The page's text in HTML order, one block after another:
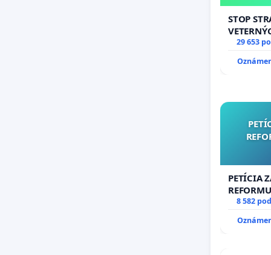
STOP
29 653
PETÍCIA
8 582